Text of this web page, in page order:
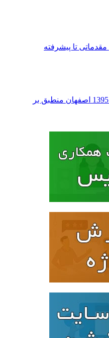
ژئودیتابیس بلوک های آماری 1395 اصفهان منطبق بر